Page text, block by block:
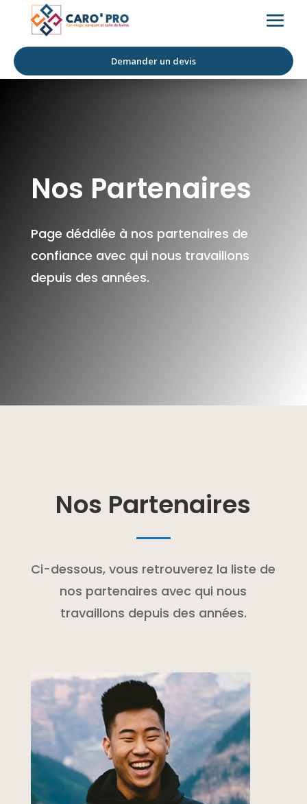
Demander un devis
Nos Partenaires
Page déddiée à nos partenaires de
confiance avec qui nous travaillons
depuis des années.
Nos Partenaires
Ci-dessous, vous retrouverez la liste de
nos partenaires avec qui nous
travaillons depuis des années.